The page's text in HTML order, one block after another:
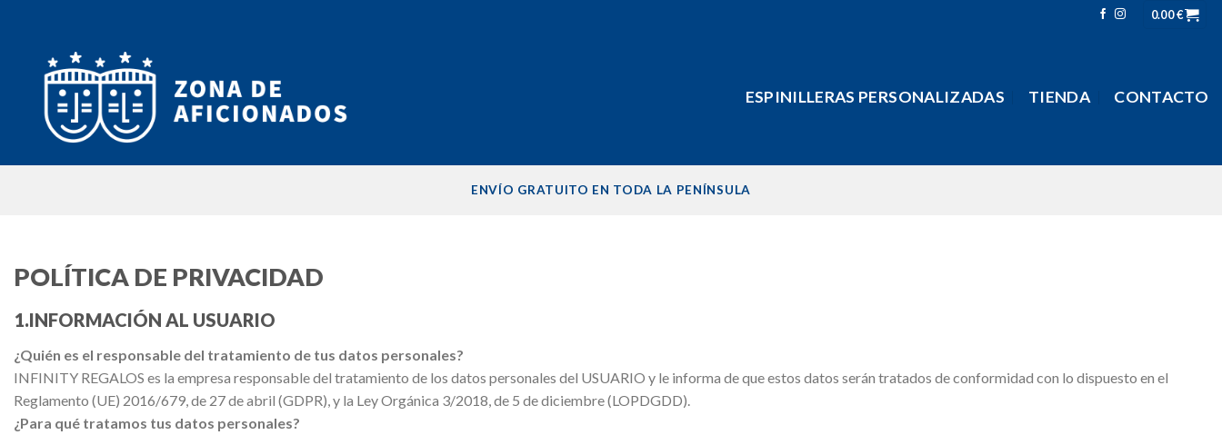
0.00€
ESPINILLERAS PERSONALIZADAS TIENDA CONTACTO
ENVÍO GRATUITO EN TODA LA PENÍNSULA
POLÍTICA DE PRIVACIDAD
1.INFORMACIÓN AL USUARIO
¿Quién es el responsable del tratamiento de tus datos personales?
INFINITY REGALOS es la empresa responsable del tratamiento de los datos personales del USUARIO y le informa de que estos datos serán tratados de conformidad con lo dispuesto en el
Reglamento (UE) 2016/679, de 27 de abril (GDPR), y la Ley Orgánica 3/2018, de 5 de diciembre (LOPDGDD).
¿Para qué tratamos tus datos personales?